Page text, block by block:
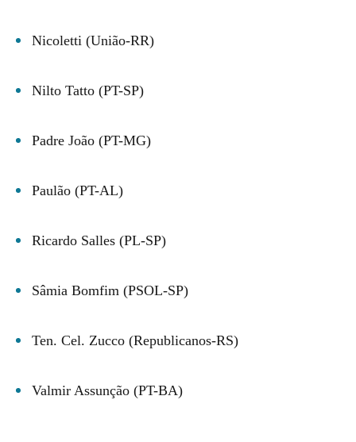
Nicoletti (União-RR)
Nilto Tatto (PT-SP)
Padre João (PT-MG)
Paulão (PT-AL)
Ricardo Salles (PL-SP)
Sâmia Bomfim (PSOL-SP)
Ten. Cel. Zucco (Republicanos-RS)
Valmir Assunção (PT-BA)